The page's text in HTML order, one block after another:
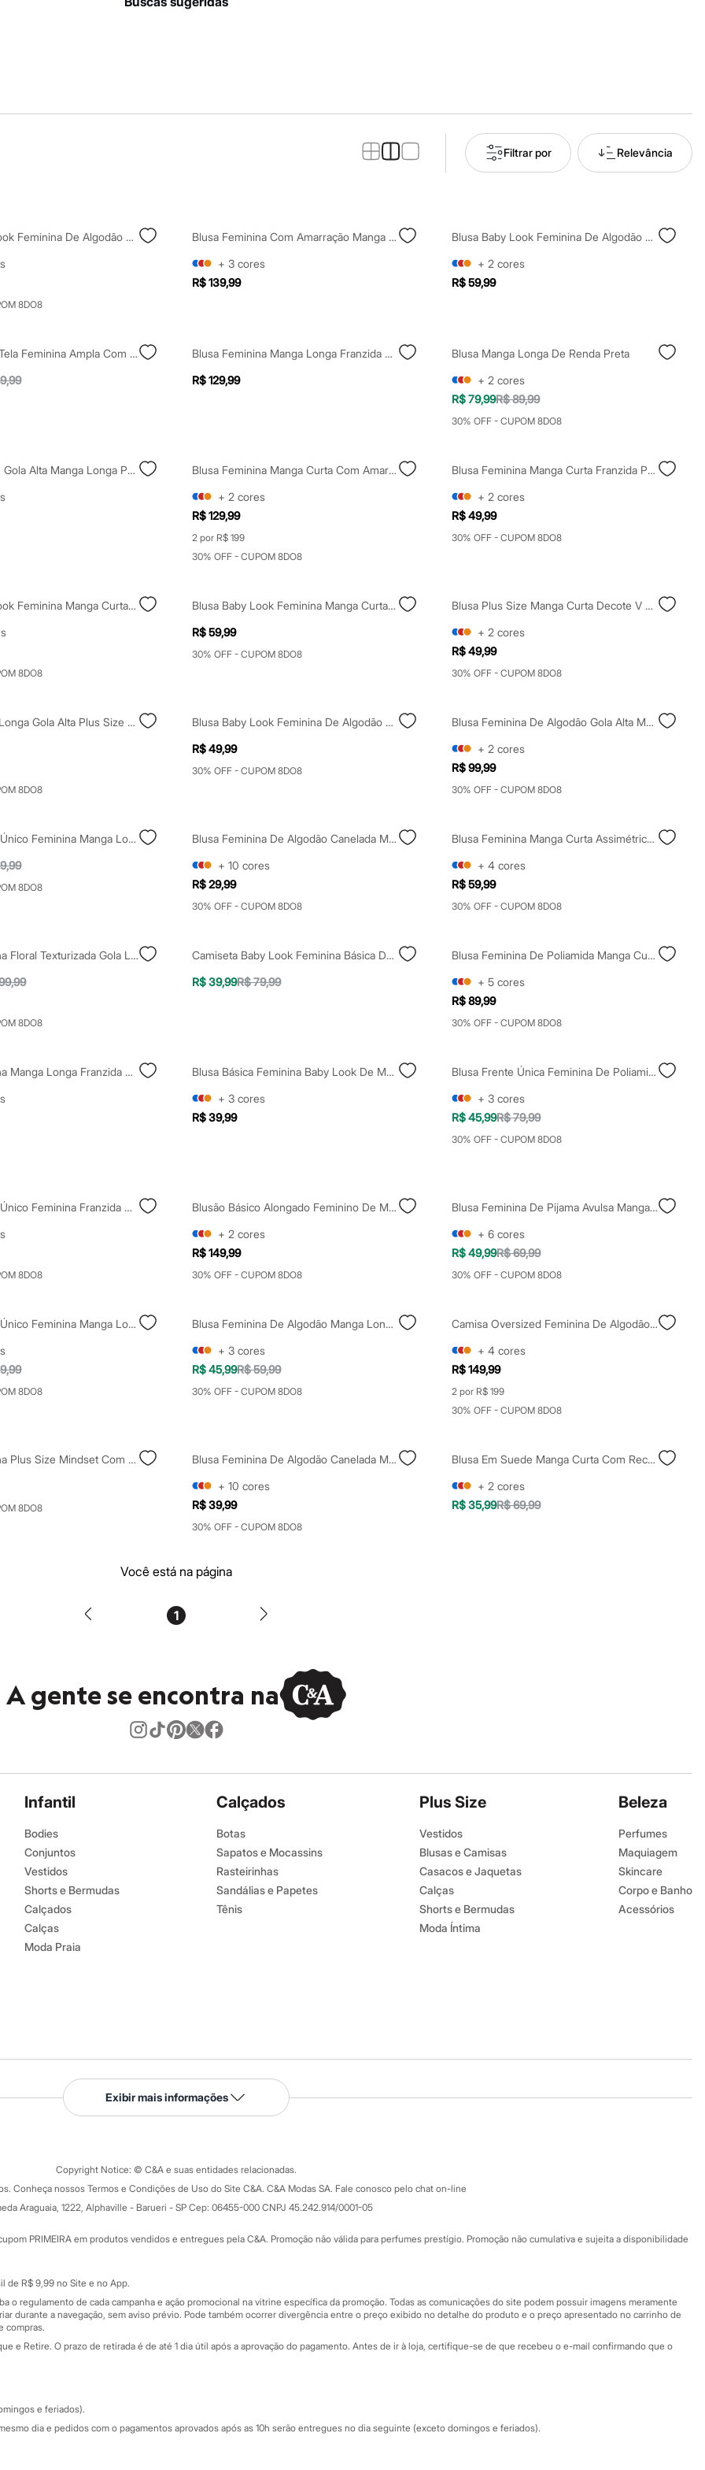
Filtrar por Relevância
Blusa Baby Look Feminina De Algodão Básica Preta
8DO8
Blusa Feminina Com Amarração Manga Curta Preta
+ 3 cores
R$ 139,99
Blusa Baby Look Feminina De Algodão Com Renda Manga Curta Preta
+ 2 cores
R$ 59,99
Camiseta De Tela Feminina Ampla Com Patch De Papagaio Manga Curta Decote Redondo Preta
Blusa Feminina Manga Longa Franzida Mindset Plus Size Preta
R$ 129,99
Blusa Manga Longa De Renda Preta
+ 2 cores
R$ 79,99R$ 89,99
30% OFF - CUPOM 8DO8
Blusa De Tule Gola Alta Manga Longa Preta
Blusa Feminina Manga Curta Com Amarração Preta
+ 2 cores
R$ 129,99
2 por R$ 199
30% OFF - CUPOM 8DO8
Blusa Feminina Manga Curta Franzida Preta
+ 2 cores
R$ 49,99
30% OFF - CUPOM 8DO8
Blusa Baby Look Feminina Manga Curta Canelada Preta
8DO8
Blusa Baby Look Feminina Manga Curta Estampado Off White
R$ 59,99
30% OFF - CUPOM 8DO8
Blusa Plus Size Manga Curta Decote V Verde Militar - Preto
+ 2 cores
R$ 49,99
30% OFF - CUPOM 8DO8
Blusa Manga Longa Gola Alta Plus Size Azul
8DO8
Blusa Baby Look Feminina De Algodão Manga Curta Estampada Vermelha
R$ 49,99
30% OFF - CUPOM 8DO8
Blusa Feminina De Algodão Gola Alta Manga Longa Com Recorte Preta
+ 2 cores
R$ 99,99
30% OFF - CUPOM 8DO8
Blusa Ombro Único Feminina Manga Longa Preta
8DO8
Blusa Feminina De Algodão Canelada Manga Curta Marrom
+ 10 cores
R$ 29,99
30% OFF - CUPOM 8DO8
Blusa Feminina Manga Curta Assimétrica Em Malha Preta
+ 4 cores
R$ 59,99
30% OFF - CUPOM 8DO8
Blusa Feminina Floral Texturizada Gola Laço Mindset Preta
8DO8
Camiseta Baby Look Feminina Básica De Poliamida Preta
R$ 39,99R$ 79,99
Blusa Feminina De Poliamida Manga Curta Preta
+ 5 cores
R$ 89,99
30% OFF - CUPOM 8DO8
Blusa Feminina Manga Longa Franzida Mindset Preta
Blusa Básica Feminina Baby Look De Manga Curta Em Malha Ribana Preta
+ 3 cores
R$ 39,99
Blusa Frente Única Feminina De Poliamida Preta
+ 3 cores
R$ 45,99R$ 79,99
30% OFF - CUPOM 8DO8
Blusa Ombro Único Feminina Franzida Preta
8DO8
Blusão Básico Alongado Feminino De Moletom Com Recorte Preto
+ 2 cores
R$ 149,99
30% OFF - CUPOM 8DO8
Blusa Feminina De Pijama Avulsa Manga Longa Preta
+ 6 cores
R$ 49,99R$ 69,99
30% OFF - CUPOM 8DO8
Blusa Ombro Único Feminina Manga Longa Preta
8DO8
Blusa Feminina De Algodão Manga Longa Preta
+ 3 cores
R$ 45,99R$ 59,99
30% OFF - CUPOM 8DO8
Camisa Oversized Feminina De Algodão Preta
+ 4 cores
R$ 149,99
2 por R$ 199
30% OFF - CUPOM 8DO8
Blusa Feminina Plus Size Mindset Com Franzido Manga Longa Decote Reto Off White
8DO8
Blusa Feminina De Algodão Canelada Manga Curta Vermelha
+ 10 cores
R$ 39,99
30% OFF - CUPOM 8DO8
Blusa Em Suede Manga Curta Com Recortes Marrom - Areia
+ 2 cores
R$ 35,99R$ 69,99
Você está na página
1
A gente se encontra na
Infantil
Bodies
Conjuntos
Vestidos
Shorts e Bermudas
Calçados
Calças
Moda Praia
Calçados
Botas
Sapatos e Mocassins
Rasteirinhas
Sandálias e Papetes
Tênis
Plus Size
Vestidos
Blusas e Camisas
Casacos e Jaquetas
Calças
Shorts e Bermudas
Moda Íntima
Beleza
Perfumes
Maquiagem
Skincare
Corpo e Banho
Acessórios
Serviços
Tipos de serviços
Formas de pagamento
Todas as vantagens
Minha C&A
Cupons de desconto
Atendimento
Fale conosco
Central de ética
Eventos
Exibir mais informações
Copyright Notice: © C&A e suas entidades relacionadas.
Conheça nossos Termos e Condições de Uso do Site C&A. C&A Modas SA. Fale conosco pelo chat on-line
Araguaia, 1222, Alphaville - Barueri - SP Cep: 06455-000 CNPJ 45.242.914/0001-05
PRIMEIRA em produtos vendidos e entregues pela C&A. Promoção não válida para perfumes prestígio. Promoção não cumulativa e sujeita a disponibilidade
de R$ 9,99 no Site e no App.
o regulamento de cada campanha e ação promocional na vitrine específica da promoção. Todas as comunicações do site podem possuir imagens meramente
durante a navegação, sem aviso prévio. Pode também ocorrer divergência entre o preço exibido no detalhe do produto e o preço apresentado no carrinho de
compras.
e Retire. O prazo de retirada é de até 1 dia útil após a aprovação do pagamento. Antes de ir à loja, certifique-se de que recebeu o e-mail confirmando que o
e feriados).
dia e pedidos com o pagamentos aprovados após as 10h serão entregues no dia seguinte (exceto domingos e feriados).